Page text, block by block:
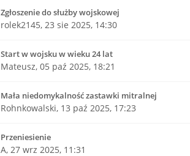
Zgłoszenie do służby wojskowej
rolek2145, 23 sie 2025, 14:30
Start w wojsku w wieku 24 lat
Mateusz, 05 paź 2025, 18:21
Mała niedomykalność zastawki mitralnej
Rohnkowalski, 13 paź 2025, 17:23
Przeniesienie
A, 27 wrz 2025, 11:31